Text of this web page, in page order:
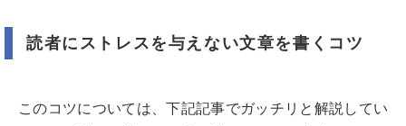
読者にストレスを与えない文章を書くコツ
このコツについては、下記記事でガッチリと解説してい